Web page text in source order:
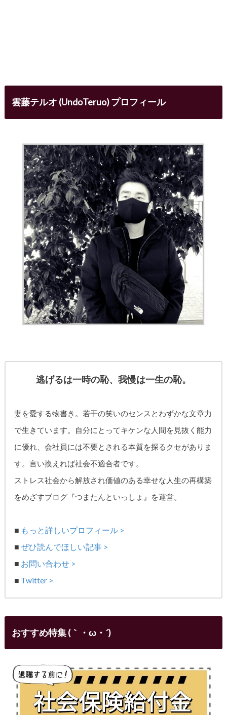
雲藤テルオ (UndoTeruo) プロフィール
逃げるは一時の恥、我慢は一生の恥。
妻を愛する物書き。 若干の笑いのセンスとわずかな文章力
で生きています。自分にとってキケンな人間を見抜く能力
に優れ、会社員には不要とされる本質を探るクセがありま
す。言い換えれば社会不適合者です。
ストレス社会から解放され価値のある幸せな人生の再構築
をめざすブログ『つまたんといっしょ』を運営。
■ もっと詳しいプロフィール >
■ぜひ読んでほしい記事 >
■ お問い合わせ >
■ Twitter >
おすすめ特集 (｀・ω・´)ゞ